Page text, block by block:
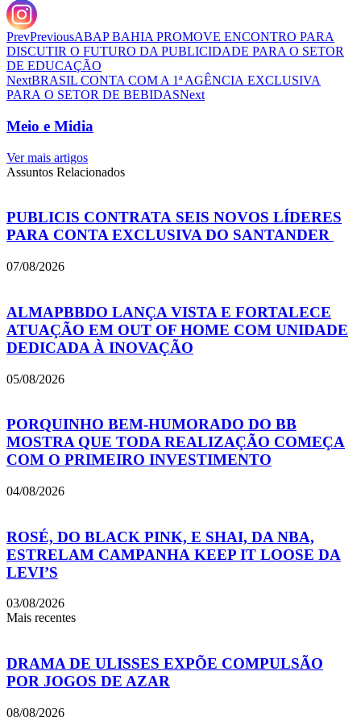
PrevPreviousABAP BAHIA PROMOVE ENCONTRO PARA
DISCUTIR O FUTURO DA PUBLICIDADE PARA O SETOR
DE EDUCAÇÃO
NextBRASIL CONTA COM A 1ª AGÊNCIA EXCLUSIVA
PARA O SETOR DE BEBIDASNext
Meio e Midia
Ver mais artigos
Assuntos Relacionados
PUBLICIS CONTRATA SEIS NOVOS LÍDERES
PARA CONTA EXCLUSIVA DO SANTANDER
07/08/2026
ALMAPBBDO LANÇA VISTA E FORTALECE
ATUAÇÃO EM OUT OF HOME COM UNIDADE
DEDICADA À INOVAÇÃO
05/08/2026
PORQUINHO BEM-HUMORADO DO BB
MOSTRA QUE TODA REALIZAÇÃO COMEÇA
COM O PRIMEIRO INVESTIMENTO
04/08/2026
ROSÉ, DO BLACK PINK, E SHAI, DA NBA,
ESTRELAM CAMPANHA KEEP IT LOOSE DA
LEVI’S
03/08/2026
Mais recentes
DRAMA DE ULISSES EXPÕE COMPULSÃO
POR JOGOS DE AZAR
08/08/2026